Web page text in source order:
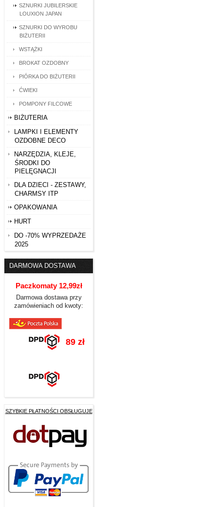
SZNURKI JUBILERSKIE
LOUXION JAPAN
SZNURKI DO WYROBU
BIŻUTERII
WSTĄŻKI
BROKAT OZDOBNY
PIÓRKA DO BIŻUTERII
ĆWIEKI
POMPONY FILCOWE
BIŻUTERIA
LAMPKI I ELEMENTY
OZDOBNE DECO
NARZĘDZIA, KLEJE,
ŚRODKI DO
PIELĘGNACJI
DLA DZIECI - ZESTAWY,
CHARMSY ITP
OPAKOWANIA
HURT
DO -70% WYPRZEDAŻE
2025
DARMOWA DOSTAWA
Paczkomaty 12,99zł
Darmowa dostawa przy
zamówieniach od kwoty:
89 zł
SZYBKIE PŁATNOŚCI OBSŁUGUJE